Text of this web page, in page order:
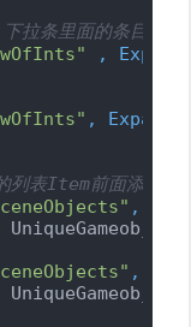
拉条里面的条目是
,
,
表Item前面添加勾
,
,